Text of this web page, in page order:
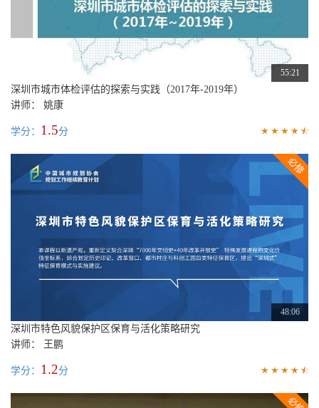
55:21
深圳市城市体检评估的探索与实践（2017年-2019年）
讲师： 姚康
学分： 1.5分
48:06
深圳市特色风貌保护区保育与活化策略研究
讲师： 王鹏
学分： 1.2分